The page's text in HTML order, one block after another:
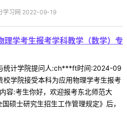
学习网 2022-09-19
理学考生报考学科教学（数学）专
统计学院提问人:ch***ft时间:2024-09
学院接受本科为应用物理学考生报考
容:考生你好，欢迎报考东北师范大
硕士研究生招生工作管理规定》后，